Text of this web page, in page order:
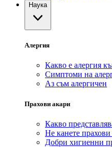
Наука
Алергия
Какво е алергия
Симптоми на
Аз съм алергичен
Прахови акари
Какво
Не канете
Добри хигиенни